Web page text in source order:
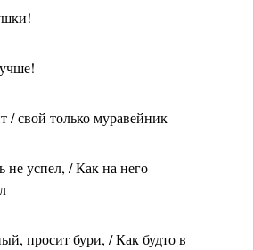
свой только муравейник
не успел, / Как на него
просит бури, / Как будто в